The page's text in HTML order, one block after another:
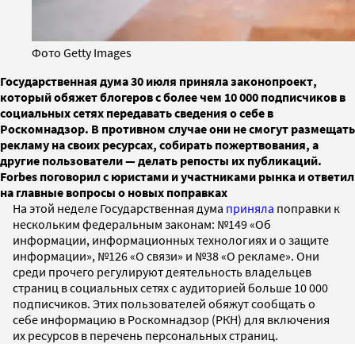
Фото Getty Images
Государственная дума 30 июля приняла законопроект,
который обяжет блогеров с более чем 10 000 подписчиков в
социальных сетях передавать сведения о себе в
Роскомнадзор. В противном случае они не смогут размещать
рекламу на своих ресурсах, собирать пожертвования, а
другие пользователи — делать репосты их публикаций.
Forbes поговорил с юристами и участниками рынка и ответил
на главные вопросы о новых поправках
На этой неделе Государственная дума приняла поправки к
нескольким федеральным законам: №149 «Об
информации, информационных технологиях и о защите
информации», №126 «О связи» и №38 «О рекламе». Они
среди прочего регулируют деятельность владельцев
страниц в социальных сетях с аудиторией больше 10 000
подписчиков. Этих пользователей обяжут сообщать о
себе информацию в Роскомнадзор (РКН) для включения
их ресурсов в перечень персональных страниц.